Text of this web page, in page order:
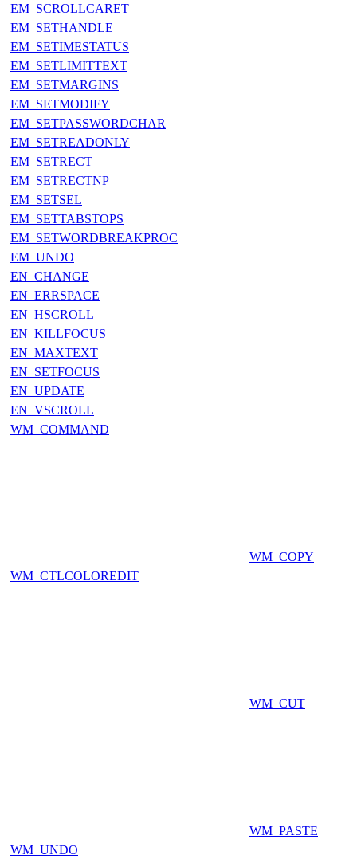
EM_SCROLLCARET
EM_SETHANDLE
EM_SETIMESTATUS
EM_SETLIMITTEXT
EM_SETMARGINS
EM_SETMODIFY
EM_SETPASSWORDCHAR
EM_SETREADONLY
EM_SETRECT
EM_SETRECTNP
EM_SETSEL
EM_SETTABSTOPS
EM_SETWORDBREAKPROC
EM_UNDO
EN_CHANGE
EN_ERRSPACE
EN_HSCROLL
EN_KILLFOCUS
EN_MAXTEXT
EN_SETFOCUS
EN_UPDATE
EN_VSCROLL
WM_COMMAND
WM_COPY
WM_CTLCOLOREDIT
WM_CUT
WM_PASTE
WM_UNDO